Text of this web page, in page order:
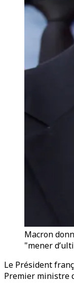
Macron
"mener
Le Président
Premier ministre